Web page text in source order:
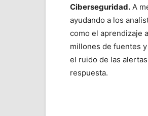
Ciberseguridad. A
ayudando a los
como el aprendizaje
millones de fuentes
el ruido de las
respuesta.